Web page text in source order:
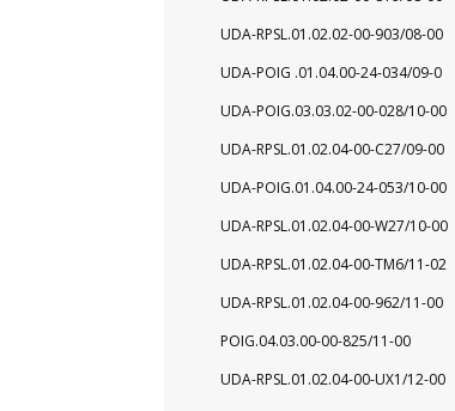
UDA-RPSL.01.02.02-00-903/08-00
UDA-POIG .01.04.00-24-034/09-0
UDA-POIG.03.03.02-00-028/10-00
UDA-RPSL.01.02.04-00-C27/09-00
UDA-POIG.01.04.00-24-053/10-00
UDA-RPSL.01.02.04-00-W27/10-00
UDA-RPSL.01.02.04-00-TM6/11-02
UDA-RPSL.01.02.04-00-962/11-00
POIG.04.03.00-00-825/11-00
UDA-RPSL.01.02.04-00-UX1/12-00